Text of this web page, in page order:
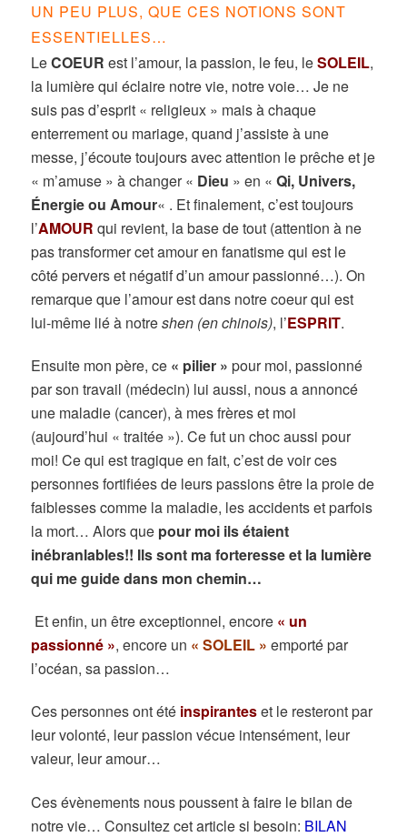
UN PEU PLUS, QUE CES NOTIONS SONT
ESSENTIELLES…
LeCOEUR est l’amour, la passion, le feu, leSOLEIL,
la lumière qui éclaire notre vie, notre voie… Je ne
suis pas d’esprit « religieux » mais à chaque
enterrement ou mariage, quand j’assiste à une
messe, j’écoute toujours avec attention le prêche et je
« m’amuse » à changer « Dieu » en «Qi, Univers,
Énergie ou Amour« . Et finalement, c’est toujours
l’AMOURqui revient, la base de tout (attention à ne
pas transformer cet amour en fanatisme qui est le
côté pervers et négatif d’un amour passionné…). On
remarque que l’amour est dans notre coeur qui est
lui-même lié à notreshen (en chinois), l’ESPRIT.
Ensuite mon père, ce « pilier » pour moi, passionné
par son travail (médecin) lui aussi, nous a annoncé
une maladie (cancer), à mes frères et moi
(aujourd’hui « traitée »). Ce fut un choc aussi pour
moi! Ce qui est tragique en fait, c’est de voir ces
personnes fortifiées de leurs passions être la proie de
faiblesses comme la maladie, les accidents et parfois
la mort… Alors que pour moi ils étaient
inébranlables!! Ils sont ma forteresse et la lumière
qui me guide dans mon chemin…
Et enfin, un être exceptionnel, encore « un
passionné », encore un « SOLEIL » emporté par
l’océan, sa passion…
Ces personnes ont été inspiranteset le resteront par
leur volonté, leur passion vécue intensément, leur
valeur, leur amour…
Ces évènements nous poussent à faire le bilan de
notre vie… Consultez cet article si besoin: BILAN